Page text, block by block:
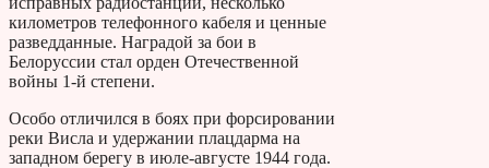
километров телефонного кабеля и ценные
разведданные. Наградой за бои в
Белоруссии стал орден Отечественной
войны 1-й степени.
Особо отличился в боях при форсировании
реки Висла и удержании плацдарма на
западном берегу в июле-августе 1944 года.